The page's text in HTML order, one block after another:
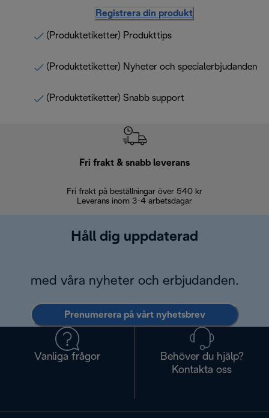
Registrera din produkt
(Produktetiketter) Produkttips
(Produktetiketter) Nyheter och specialerbjudanden
(Produktetiketter) Snabb support
Fri frakt & snabb leverans
Fri frakt på beställningar över 540 kr
Leverans inom 3-4 arbetsdagar
Håll dig uppdaterad
med våra nyheter och erbjudanden.
Prenumerera på vårt nyhetsbrev
Vanliga frågor
Behöver du hjälp?
Kontakta oss